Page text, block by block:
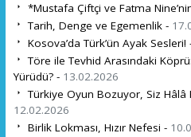
*Mustafa Çiftçi ve Fatma
Tarih, Denge ve Egemenlik -
Kosova’da Türk’ün Ayak Sesleri!
Töre ile Tevhid Arasındaki
Yürüdü? - 13.02.2026
Türkiye Oyun Bozuyor, Siz Hâlâ
12.02.2026
Birlik Lokması, Hızır Nefesi -